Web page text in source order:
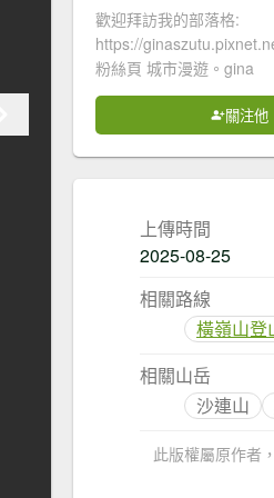
歡迎拜訪我的部落格:
https://
粉絲頁 城市漫遊。gina
關注他
上傳時間
2025-08-25
相關路線
橫嶺山登
相關山岳
沙連山
此版權屬原作者